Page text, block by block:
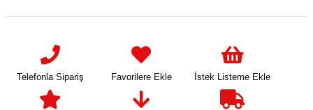
Telefonla Sipariş Favorilere Ekle İstek Listeme Ekle